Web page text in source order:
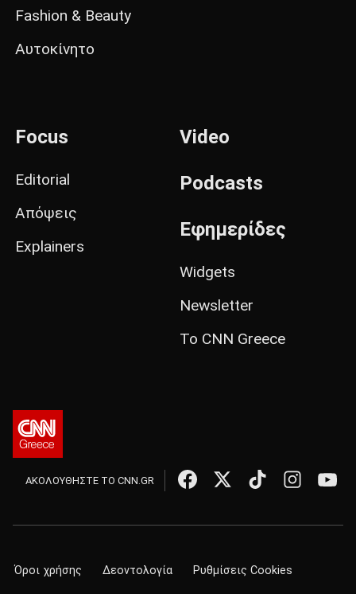
Fashion & Beauty
Αυτοκίνητο
Focus
Editorial
Απόψεις
Explainers
Video
Podcasts
Εφημερίδες
Widgets
Newsletter
Το CNN Greece
ΑΚΟΛΟΥΘΗΣΤΕ ΤΟ CNN.GR
Όροι χρήσης Δεοντολογία Ρυθμίσεις Cookies